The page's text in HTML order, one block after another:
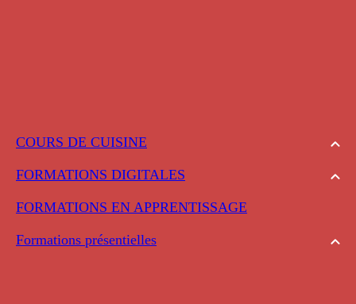
COURS DE CUISINE
FORMATIONS DIGITALES
FORMATIONS EN APPRENTISSAGE
Formations présentielles